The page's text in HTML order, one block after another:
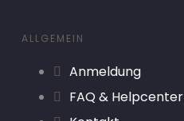
ALLGEMEIN
Anmeldung
FAQ & Helpcenter